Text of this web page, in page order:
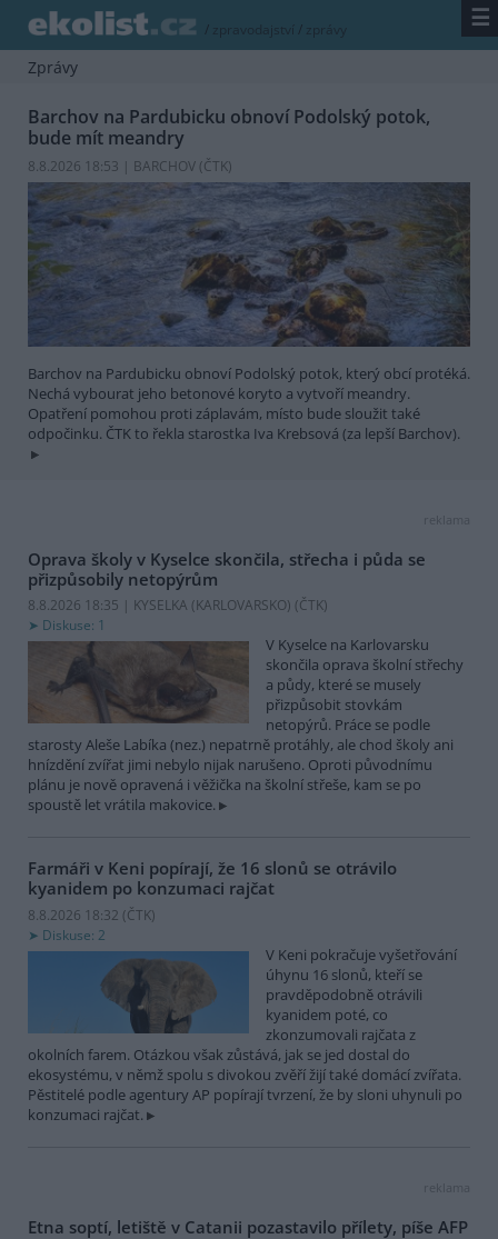
/ zpravodajství / zprávy ☰
Zprávy
Barchov na Pardubicku obnoví Podolský potok,
bude mít meandry
8.8.2026 18:53 | BARCHOV (ČTK)
Barchov na Pardubicku obnoví Podolský potok, který obcí protéká.
Nechá vybourat jeho betonové koryto a vytvoří meandry.
Opatření pomohou proti záplavám, místo bude sloužit také
odpočinku. ČTK to řekla starostka Iva Krebsová (za lepší Barchov).
reklama
Oprava školy v Kyselce skončila, střecha i půda se
přizpůsobily netopýrům
8.8.2026 18:35 | KYSELKA (KARLOVARSKO) (ČTK)
Diskuse: 1
V Kyselce na Karlovarsku
skončila oprava školní střechy
a půdy, které se musely
přizpůsobit stovkám
netopýrů. Práce se podle
starosty Aleše Labíka (nez.) nepatrně protáhly, ale chod školy ani
hnízdění zvířat jimi nebylo nijak narušeno. Oproti původnímu
plánu je nově opravená i věžička na školní střeše, kam se po
spoustě let vrátila makovice.
Farmáři v Keni popírají, že 16 slonů se otrávilo
kyanidem po konzumaci rajčat
8.8.2026 18:32 (ČTK)
Diskuse: 2
V Keni pokračuje vyšetřování
úhynu 16 slonů, kteří se
pravděpodobně otrávili
kyanidem poté, co
zkonzumovali rajčata z
okolních farem. Otázkou však zůstává, jak se jed dostal do
ekosystému, v němž spolu s divokou zvěří žijí také domácí zvířata.
Pěstitelé podle agentury AP popírají tvrzení, že by sloni uhynuli po
konzumaci rajčat.
reklama
Etna soptí, letiště v Catanii pozastavilo přílety, píše AFP